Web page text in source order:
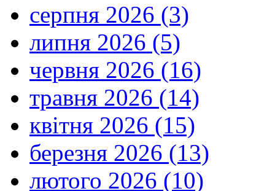
серпня 2026 (3)
липня 2026 (5)
червня 2026 (16)
травня 2026 (14)
квітня 2026 (15)
березня 2026 (13)
лютого 2026 (10)